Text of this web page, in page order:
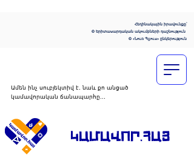
ԿԱՄԱՎՈՐ․ՀԱՅ
Հեղինակային իրավունքը՝
© Երիտասարդական ակումբների դաշնություն
© «Նուռ Պլյուս» ընկերություն
Ամեն ինչ սուբյեկտիվ է․ նաև քո անցած
կամավորական ճանապարհը․․․